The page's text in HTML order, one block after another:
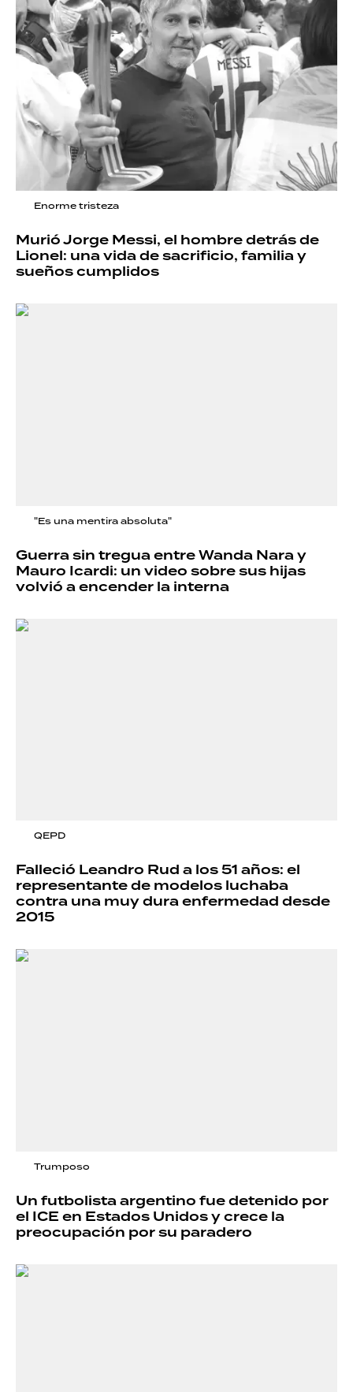
Enorme tristeza
Murió Jorge Messi, el hombre detrás de
Lionel: una vida de sacrificio, familia y
sueños cumplidos
"Es una mentira absoluta"
Guerra sin tregua entre Wanda Nara y
Mauro Icardi: un video sobre sus hijas
volvió a encender la interna
QEPD
Falleció Leandro Rud a los 51 años: el
representante de modelos luchaba
contra una muy dura enfermedad desde
2015
Trumposo
Un futbolista argentino fue detenido por
el ICE en Estados Unidos y crece la
preocupación por su paradero